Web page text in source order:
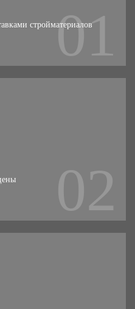
стройматериалов